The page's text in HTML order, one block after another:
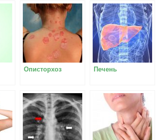
Описторхоз Печень